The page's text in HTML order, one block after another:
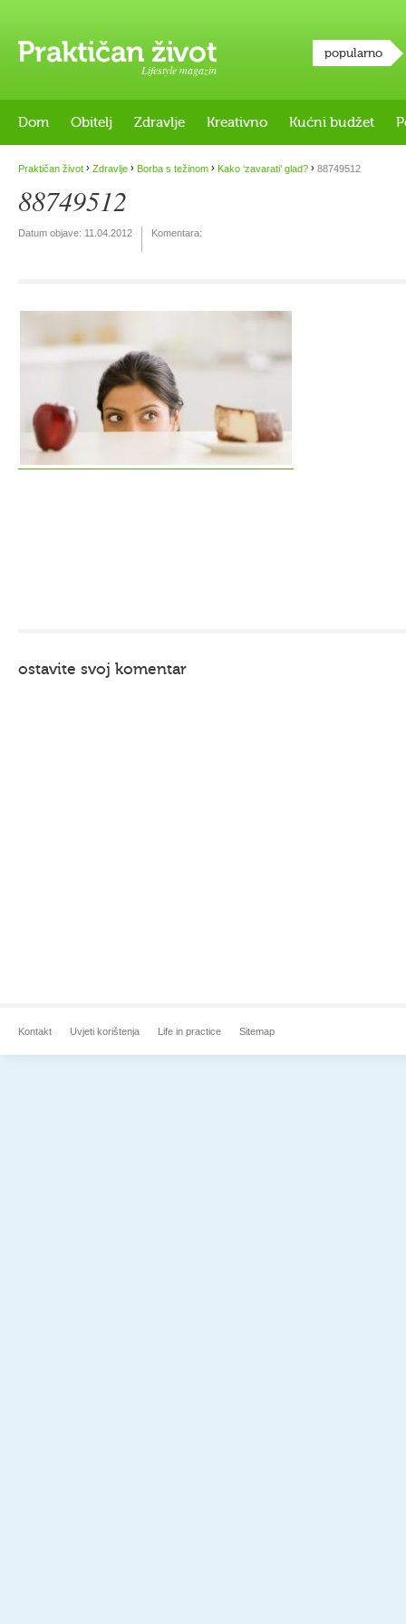
Lifestyle magazin
popularno
Dom Obitelj Zdravlje Kreativno Kućni budžet
Praktičan život › Zdravlje › Borba s težinom › Kako ‘zavarati’ glad? › 88749512
88749512
Datum objave: 11.04.2012 Komentara:
ostavite svoj komentar
Kontakt Uvjeti korištenja Life in practice Sitemap